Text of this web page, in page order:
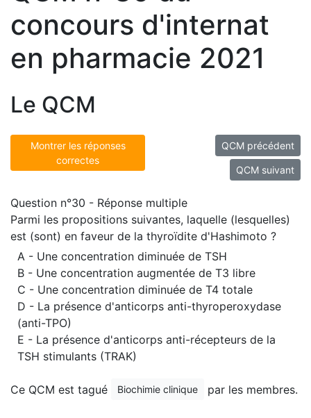
concours d'internat
en pharmacie 2021
Le QCM
Montrer les réponses
correctes
QCM précédent
QCM suivant
Question n°30 - Réponse multiple
Parmi les propositions suivantes, laquelle (lesquelles)
est (sont) en faveur de la thyroïdite d'Hashimoto ?
A - Une concentration diminuée de TSH
B - Une concentration augmentée de T3 libre
C - Une concentration diminuée de T4 totale
D - La présence d'anticorps anti-thyroperoxydase
(anti-TPO)
E - La présence d'anticorps anti-récepteurs de la
TSH stimulants (TRAK)
Ce QCM est tagué Biochimie clinique par les membres.